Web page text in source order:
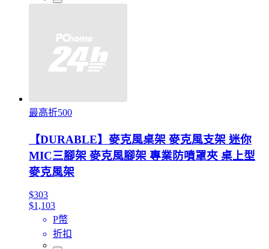
最高折500
【DURABLE】麥克風桌架 麥克風支架 迷你
MIC三腳架 麥克風腳架 專業防噴罩夾 桌上型
麥克風架
$303
$1,103
P幣
折扣